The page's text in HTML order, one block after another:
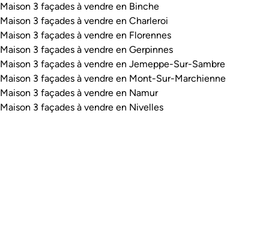
Maison 3 façades à vendre en Binche
Maison 3 façades à vendre en Charleroi
Maison 3 façades à vendre en Florennes
Maison 3 façades à vendre en Gerpinnes
Maison 3 façades à vendre en Jemeppe-Sur-Sambre
Maison 3 façades à vendre en Mont-Sur-Marchienne
Maison 3 façades à vendre en Namur
Maison 3 façades à vendre en Nivelles